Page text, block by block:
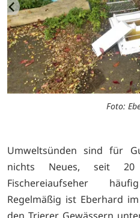
Foto:
Umweltsünden sind für
nichts Neues, seit
Fischereiaufseher
Regelmäßig ist Eberhard